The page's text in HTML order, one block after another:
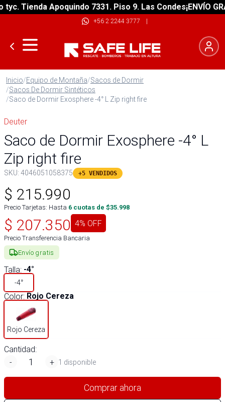
Tienda Apoquindo 7331. Piso 9. Las Condes¡ENVÍO
+56 2 2244 3777 |
Inicio/Equipo de Montaña/Sacos de Dormir
/Sacos De Dormir Sintéticos
/Saco de Dormir Exosphere -4° L Zip right fire
Deuter
Saco de Dormir Exosphere -4° L
Zip right fire
SKU: 4046051058375 +5 VENDIDOS
$ 215.990
Precio Tarjetas: Hasta 6 cuotas de $35.998
$ 207.350 4% OFF
Precio Transferencia Bancaria
Envío gratis
Talla: -4°
-4°
Color: Rojo Cereza
Rojo Cereza
Cantidad:
-
+ 1 disponible
Comprar ahora